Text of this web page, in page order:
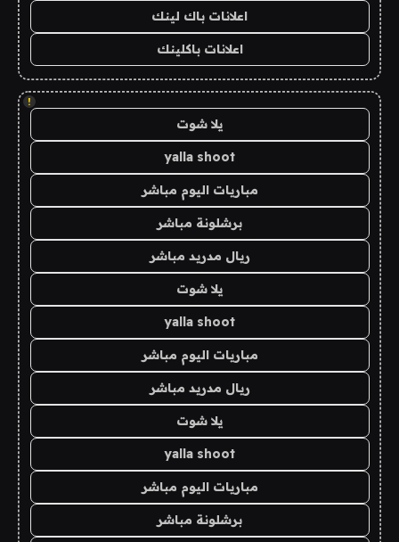
اعلانات باك لينك
اعلانات باكلينك
!
يلا شوت
yalla shoot
مباريات اليوم مباشر
برشلونة مباشر
ريال مدريد مباشر
يلا شوت
yalla shoot
مباريات اليوم مباشر
ريال مدريد مباشر
يلا شوت
yalla shoot
مباريات اليوم مباشر
برشلونة مباشر